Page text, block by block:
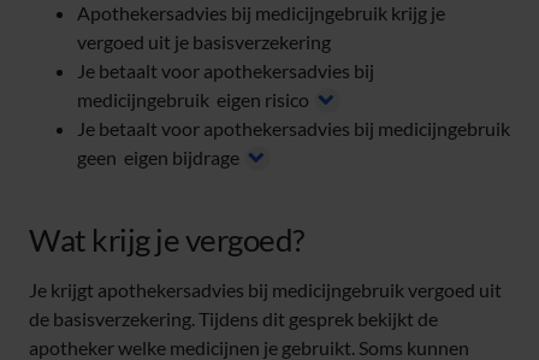
Apothekersadvies bij medicijngebruik krijg je
vergoed uit je basisverzekering
Je betaalt voor apothekersadvies bij
medicijngebruik eigen risico
Je betaalt voor apothekersadvies bij medicijngebruik
geen eigen bijdrage
Wat krijg je vergoed?
Je krijgt apothekersadvies bij medicijngebruik vergoed uit
de basisverzekering. Tijdens dit gesprek bekijkt de
apotheker welke medicijnen je gebruikt. Soms kunnen